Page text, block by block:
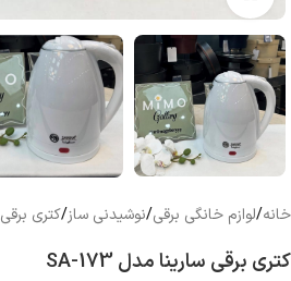
خانه/لوازم خانگی برقی/نوشیدنی ساز/کتری برقی
کتری برقی سارینا مدل SA-173